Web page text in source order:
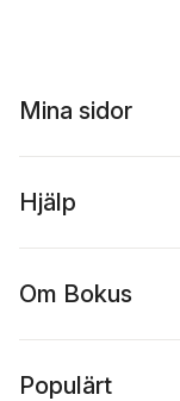
Mina sidor
Hjälp
Om Bokus
Populärt